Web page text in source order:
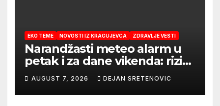
EKO TEME NOVOSTI IZ KRAGUJEVCA ZDRAVLJE VESTI
Narandžasti meteo alarm u
petak i za dane vikenda: rizik
od nastanka i širenja požara
na otvorenom i dalje veoma
visok
AUGUST 7, 2026 DEJAN SRETENOVIC